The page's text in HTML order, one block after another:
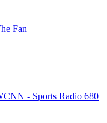
Fan
- Sports Radio 680